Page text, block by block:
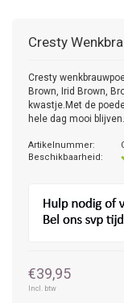
Cresty
Cresty
Brown, Irid Brown,
kwastje.Met de
hele dag mooi blijven.
Artikelnummer:
Beschikbaarheid:
€39,95
Incl. btw